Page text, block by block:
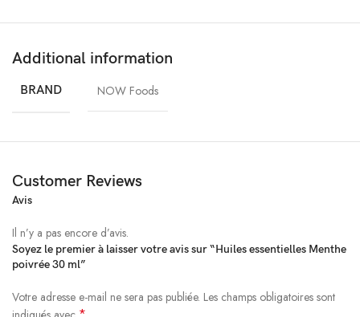
Additional information
BRAND NOW Foods
Customer Reviews
Avis
Il n’y a pas encore d’avis.
Soyez le premier à laisser votre avis sur “Huiles essentielles Menthe
poivrée 30 ml”
Votre adresse e-mail ne sera pas publiée. Les champs obligatoires sont
Alternative: